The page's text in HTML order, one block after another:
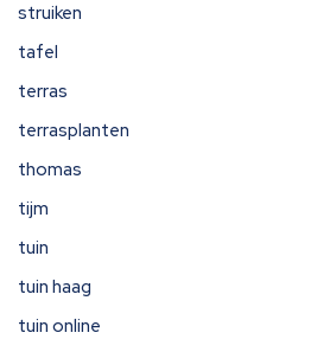
struiken
tafel
terras
terrasplanten
thomas
tijm
tuin
tuin haag
tuin online